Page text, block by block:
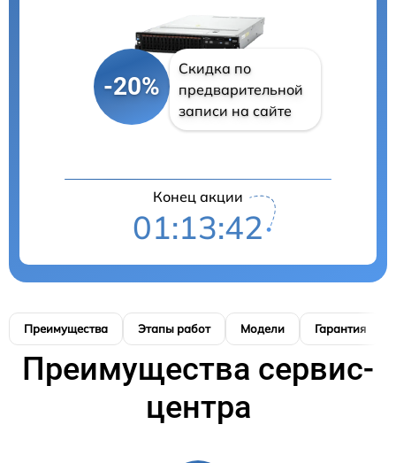
-20%
Скидка по
предварительной
записи на сайте
Конец акции
01:13:41
Преимущества Этапы работ Модели Гарантия
Преимущества сервис-
центра